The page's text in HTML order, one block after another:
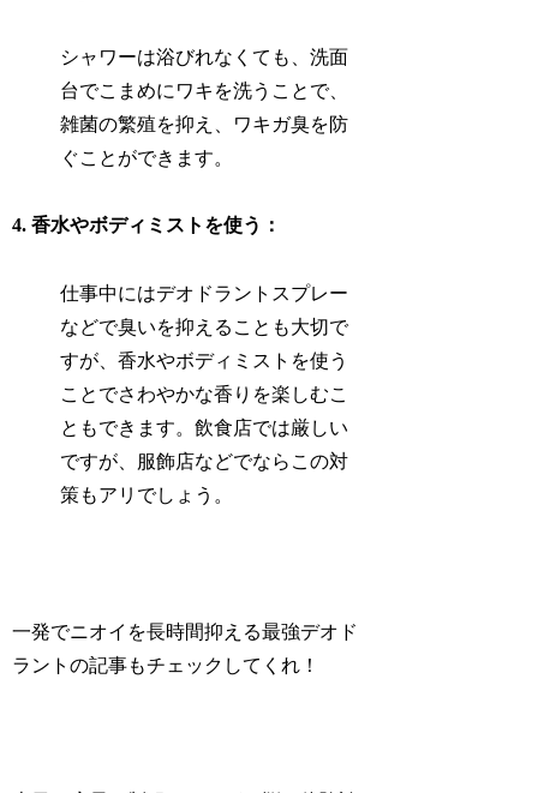
シャワーは浴びれなくても、洗面
台でこまめにワキを洗うことで、
雑菌の繁殖を抑え、ワキガ臭を防
ぐことができます。
4. 香水やボディミストを使う：
仕事中にはデオドラントスプレー
などで臭いを抑えることも大切で
すが、香水やボディミストを使う
ことでさわやかな香りを楽しむこ
ともできます。飲食店では厳しい
ですが、服飾店などでならこの対
策もアリでしょう。
一発でニオイを長時間抑える最強デオド
ラントの記事もチェックしてくれ！